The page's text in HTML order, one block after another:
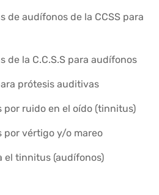
de audífonos de la CCSS para
de la C.C.S.S para audífonos
prótesis auditivas
por ruido en el oído (tinnitus)
por vértigo y/o mareo
el tinnitus (audífonos)